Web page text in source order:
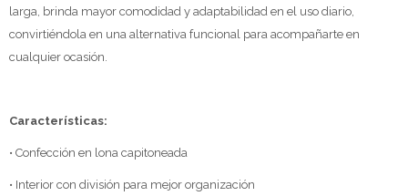
larga, brinda mayor comodidad y adaptabilidad en el uso diario,
convirtiéndola en una alternativa funcional para acompañarte en
cualquier ocasión.
Características:
• Confección en lona capitoneada
• Interior con división para mejor organización